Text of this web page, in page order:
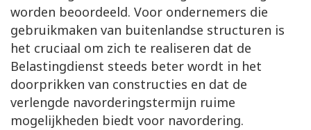
worden beoordeeld. Voor ondernemers die
gebruikmaken van buitenlandse structuren is
het cruciaal om zich te realiseren dat de
Belastingdienst steeds beter wordt in het
doorprikken van constructies en dat de
verlengde navorderingstermijn ruime
mogelijkheden biedt voor navordering.